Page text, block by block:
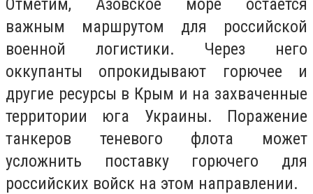
Отметим, Азовское море остается
важным маршрутом для российской
военной логистики. Через него
оккупанты опрокидывают горючее и
другие ресурсы в Крым и на захваченные
территории юга Украины. Поражение
танкеров теневого флота может
усложнить поставку горючего для
российских войск на этом направлении.